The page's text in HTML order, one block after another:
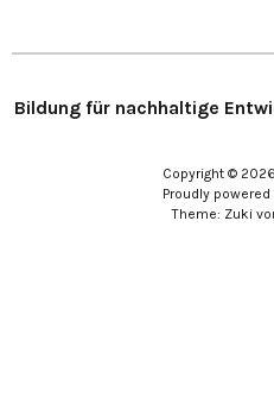
Bildung für nachhaltige
Copyright © 2026
Proudly powered
Theme: Zuki